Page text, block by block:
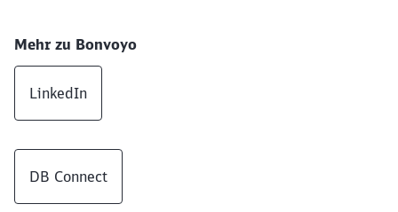
Mehr zu Bonvoyo
LinkedIn
DB Connect